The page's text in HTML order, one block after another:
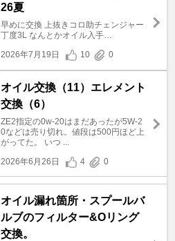
26夏
早めに交換 上抜きコロ助チェンジャー
丁度3L なんとかオイル入手…
2026年7月19日
10 0
オイル交換（11）エレメント
交換（6）
ZE2指定の0w-20はまだあったが5W-2
0などは売り切れ。値段は500円ほど上
がってた。 いつ ...
2026年6月26日
4 0
オイル漏れ箇所・スプールバ
ルブのフィルター&Oリング
交換。